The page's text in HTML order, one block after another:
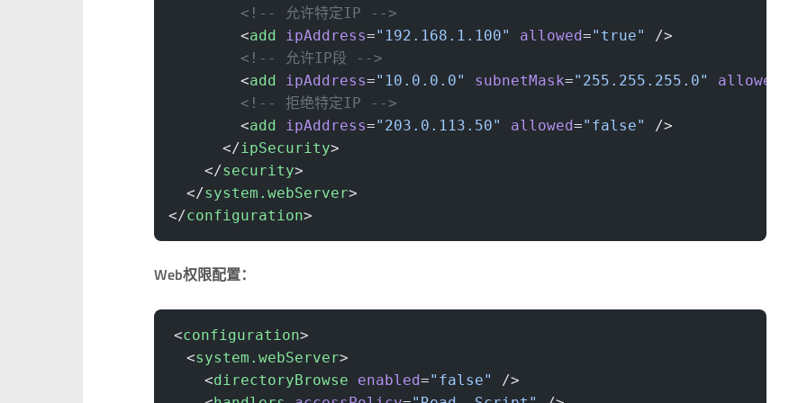
        <!-- 允许特定IP -->
        <
add ipAddress="192.168.1.100" allowed="true"
/>
        <!-- 允许IP段 -->
        <
add ipAddress="10.0.0.0" subnetMask="255.255.255.0" allowed
        <!-- 拒绝特定IP -->
        <
add ipAddress="203.0.113.50" allowed="false"
/>
      </
ipSecurity>
    </
security>
  </
system.webServer>
</configuration>
Web权限配置：
<configuration>
  <
system.webServer>
    <
directoryBrowse enabled="false"
/>